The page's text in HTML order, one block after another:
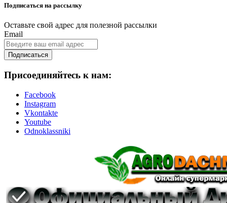
Подписаться на рассылку
Оставьте свой адрес для полезной рассылки
Email
Подписаться
Присоединяйтесь к нам:
Facebook
Instagram
Vkontakte
Youtube
Odnoklassniki